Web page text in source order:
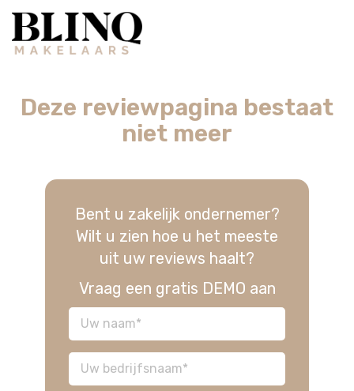
Deze reviewpagina bestaat
niet meer
Bent u zakelijk ondernemer?
Wilt u zien hoe u het meeste
uit uw reviews haalt?
Vraag een gratis DEMO aan